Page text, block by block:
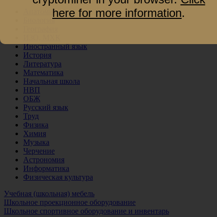
Анатомия
Биология
Иностранный язык
История
Литература
Математика
Начальная школа
НВП
ОБЖ
Русский язык
Труд
Физика
Химия
Музыка
Черчение
Астрономия
Информатика
Физическая культура
Учебная (школьная) мебель
Школьное проекционное оборудование
Школьное спортивное оборудование и инвентарь
here for more information.